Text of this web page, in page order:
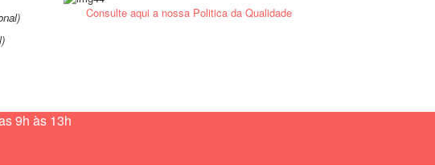
Consulte aqui a nossa Politica da Qualidade
9h às 13h